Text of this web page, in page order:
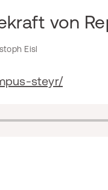
von
Eisl
steyr/